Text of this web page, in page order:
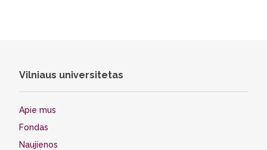
Vilniaus universitetas
Apie mus
Fondas
Naujienos